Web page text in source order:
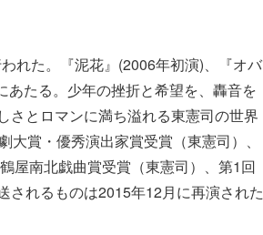
れた。『泥花』(2006年初演)、『オバ
たる。少年の挫折と希望を、轟音を
さとロマンに満ち溢れる東憲司の世界
賞・優秀演出家賞受賞（東憲司）、
屋南北戯曲賞受賞（東憲司）、第1回
されるものは2015年12月に再演された